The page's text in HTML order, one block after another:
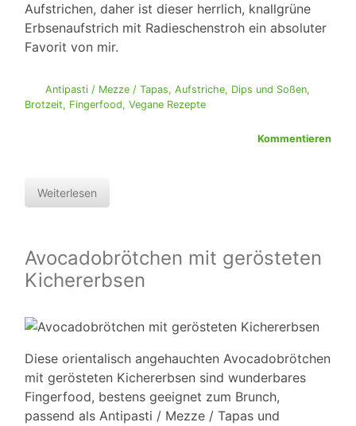
Aufstrichen, daher ist dieser herrlich, knallgrüne
Erbsenaufstrich mit Radieschenstroh ein absoluter
Favorit von mir.
Antipasti / Mezze / Tapas, Aufstriche, Dips und Soßen,
Brotzeit, Fingerfood, Vegane Rezepte
Kommentieren
Weiterlesen
Avocadobrötchen mit gerösteten
Kichererbsen
Diese orientalisch angehauchten Avocadobrötchen
mit gerösteten Kichererbsen sind wunderbares
Fingerfood, bestens geeignet zum Brunch,
passend als Antipasti / Mezze / Tapas und